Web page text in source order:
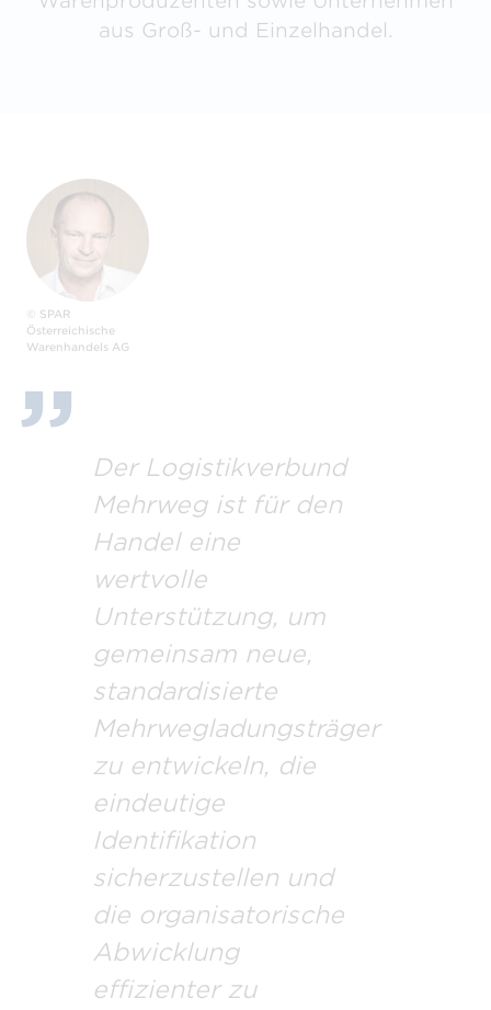
aus Groß- und Einzelhandel.
© SPAR
Österreichische
Warenhandels AG
Der Logistikverbund
Mehrweg ist für den
Handel eine
wertvolle
Unterstützung, um
gemeinsam neue,
standardisierte
Mehrwegladungsträger
zu entwickeln, die
eindeutige
Identifikation
sicherzustellen und
die organisatorische
Abwicklung
effizienter zu